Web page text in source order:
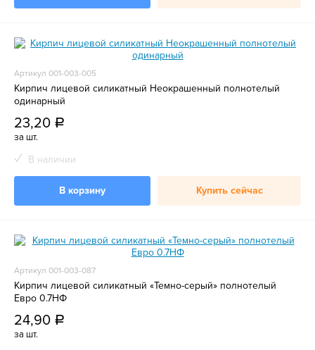
Артикул 001-003-005
Кирпич лицевой силикатный Неокрашенный полнотелый
одинарный
23,20 a
за шт.
В наличии
В корзину Купить сейчас
Артикул 001-003-087
Кирпич лицевой силикатный «Темно-серый» полнотелый
Евро 0.7НФ
24,90 a
за шт.